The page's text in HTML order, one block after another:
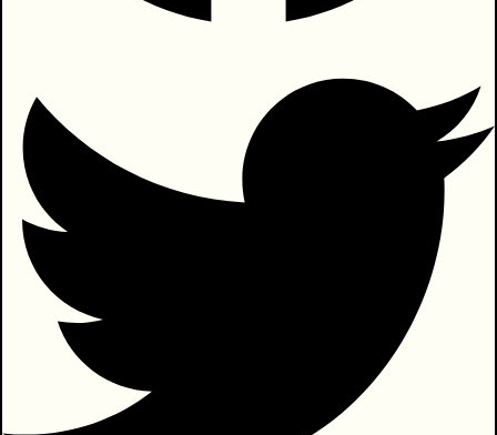
יכולה להיות פתיינית ביופייה, או פתיינית
מפלרטטת עם הדמיון, שהוא למעשה מעין
מקרן פנימי של מאגר הזיכרונות האישי
(ולעיתים גם הקולקטיבי). כפלרטטנית טובה,
יוצרת האמנות חיבור מיידי ורב עוצמה בין
המערכת הרגשית לבין המסר שהיצירה
מעבירה.
באומרי ״יצירה טובה״ איני מתכוונת לשיפוט
מוסרי בין טוב ורע, אלא לסקאלת המוצלחות